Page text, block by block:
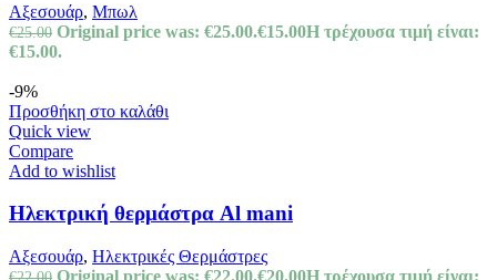
Αξεσουάρ, Μπωλ
€25.00 Original price was: €25.00.€15.00Η τρέχουσα τιμή είναι:
€15.00.
-9%
Προσθήκη στο καλάθι
Quick view
Compare
Add to wishlist
Ηλεκτρική θερμάστρα Al mani
Αξεσουάρ, Ηλεκτρικές Θερμάστρες
Original price was: €22.00.€20.00Η τρέχουσα τιμή είναι: